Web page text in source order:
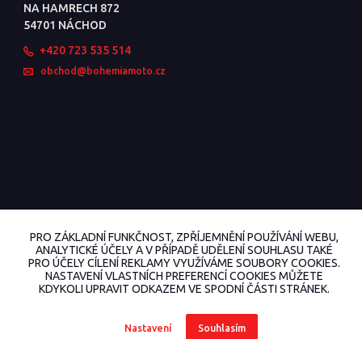
NA HAMRECH 872
54701 NÁCHOD
+420 723 535 514
obchod@bohemiamoto.cz
© 2022 BohemiaMoto.cz Všechna práva vyhrazena.
Vytvořeno na
Eshop-rychle.cz
PRO ZÁKLADNÍ FUNKČNOST, ZPŘÍJEMNĚNÍ POUŽÍVÁNÍ WEBU,
ANALYTICKÉ ÚČELY A V PŘÍPADĚ UDĚLENÍ SOUHLASU TAKÉ
PRO ÚČELY CÍLENÍ REKLAMY VYUŽÍVÁME SOUBORY COOKIES.
NASTAVENÍ VLASTNÍCH PREFERENCÍ COOKIES MŮŽETE
KDYKOLI UPRAVIT ODKAZEM VE SPODNÍ ČÁSTI STRÁNEK.
Nastavení Souhlasím